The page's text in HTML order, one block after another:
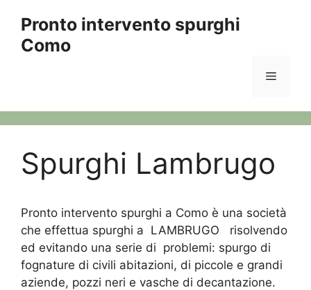
contenuto
Pronto intervento spurghi
Como
Menu
Spurghi Lambrugo
Pronto intervento spurghi a Como è una società
che effettua spurghi a LAMBRUGO risolvendo
ed evitando una serie di problemi: spurgo di
fognature di civili abitazioni, di piccole e grandi
aziende, pozzi neri e vasche di decantazione.